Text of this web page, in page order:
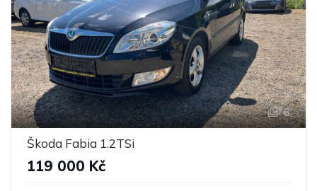
6
Škoda Fabia 1.2TSi
119 000 Kč